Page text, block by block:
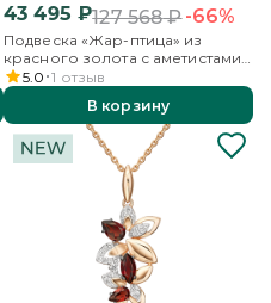
43 495 ₽127 568₽-66%
Подвеска «Жар-птица» из
красного золота с аметистами
и гранатами
5.0 1 отзыв
В корзину